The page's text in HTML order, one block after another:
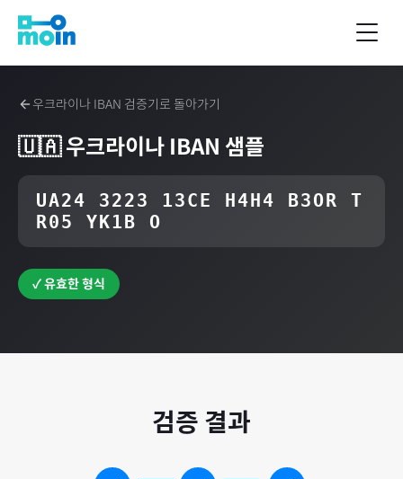
우크라이나 IBAN 검증기로 돌아가기
🇺🇦 우크라이나 IBAN 샘플
UA24 3223 13CE H4H4 B3OR T
R05 YK1B O
✓ 유효한 형식
검증 결과